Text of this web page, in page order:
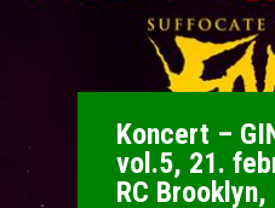
Koncert –
vol.5, 21.
RC Brooklyn,